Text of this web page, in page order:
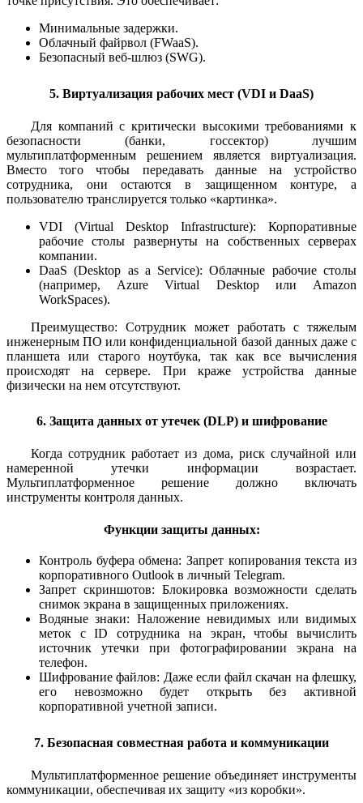
Минимальные задержки.
Облачный файрвол (FWaaS).
Безопасный веб-шлюз (SWG).
5. Виртуализация рабочих мест (VDI и DaaS)
Для компаний с критически высокими требованиями к
безопасности (банки, госсектор) лучшим
мультиплатформенным решением является виртуализация.
Вместо того чтобы передавать данные на устройство
сотрудника, они остаются в защищенном контуре, а
пользователю транслируется только «картинка».
VDI (Virtual Desktop Infrastructure): Корпоративные
рабочие столы развернуты на собственных серверах
компании.
DaaS (Desktop as a Service): Облачные рабочие столы
(например, Azure Virtual Desktop или Amazon
WorkSpaces).
Преимущество: Сотрудник может работать с тяжелым
инженерным ПО или конфиденциальной базой данных даже с
планшета или старого ноутбука, так как все вычисления
происходят на сервере. При краже устройства данные
физически на нем отсутствуют.
6. Защита данных от утечек (DLP) и шифрование
Когда сотрудник работает из дома, риск случайной или
намеренной утечки информации возрастает.
Мультиплатформенное решение должно включать
инструменты контроля данных.
Функции защиты данных:
Контроль буфера обмена: Запрет копирования текста из
корпоративного Outlook в личный Telegram.
Запрет скриншотов: Блокировка возможности сделать
снимок экрана в защищенных приложениях.
Водяные знаки: Наложение невидимых или видимых
меток с ID сотрудника на экран, чтобы вычислить
источник утечки при фотографировании экрана на
телефон.
Шифрование файлов: Даже если файл скачан на флешку,
его невозможно будет открыть без активной
корпоративной учетной записи.
7. Безопасная совместная работа и коммуникации
Мультиплатформенное решение объединяет инструменты
коммуникации, обеспечивая их защиту «из коробки».